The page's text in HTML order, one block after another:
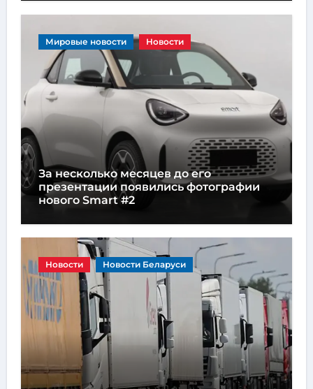
Мировые новости Новости
За несколько месяцев до его
презентации появились фотографии
нового Smart #2
Новости Новости Беларуси